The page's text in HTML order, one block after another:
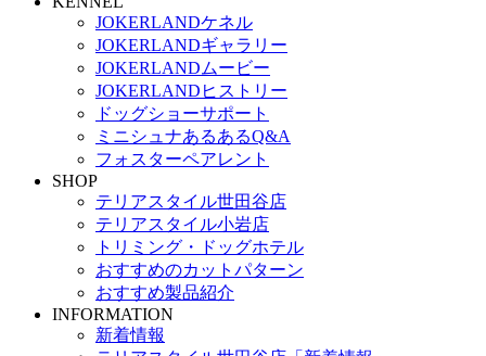
JOKERLANDケネル
JOKERLANDギャラリー
JOKERLANDムービー
JOKERLANDヒストリー
ドッグショーサポート
ミニシュナあるあるQ&A
フォスターペアレント
SHOP
テリアスタイル世田谷店
テリアスタイル小岩店
トリミング・ドッグホテル
おすすめのカットパターン
おすすめ製品紹介
INFORMATION
新着情報